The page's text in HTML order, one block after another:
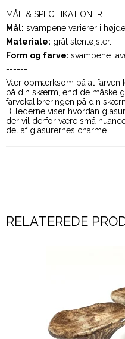
MÅL & SPECIFIKATIONER
Mål: svampene varierer i
Materiale: gråt stentøjsler.
Form og farve: svampene
------
Vær opmærksom på at farven
på din skærm, end de måske
farvekalibreringen på din
Billederne viser hvordan
der vil derfor være små
del af glasurernes charme.
RELATEREDE